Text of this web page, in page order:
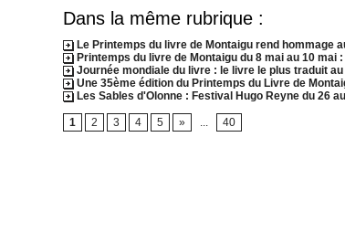
Dans la même rubrique :
Le Printemps du livre de Montaigu rend hommage
Printemps du livre de Montaigu du 8 mai au 10 mai
Journée mondiale du livre : le livre le plus traduit
Une 35ème édition du Printemps du Livre de
Les Sables d'Olonne : Festival Hugo Reyne du 26
1 2 3 4 5 » ... 40